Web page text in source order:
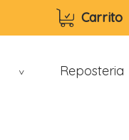
Carrito
> Reposteria